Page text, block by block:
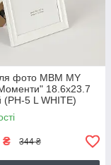
фото МВМ MY
18.6х23.7
(PH-5 L WHITE)
₴ 344 ₴